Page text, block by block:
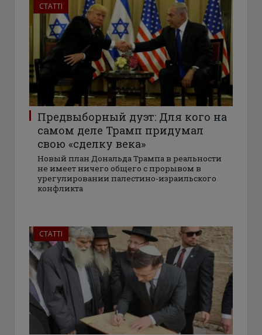
СТАТТІ
Предвыборный дуэт: Для кого на
самом деле Трамп придумал
свою «сделку века»
Новый план Дональда Трампа в реальности
не имеет ничего общего с прорывом в
урегулировании палестино-израильского
конфликта
СТАТТІ